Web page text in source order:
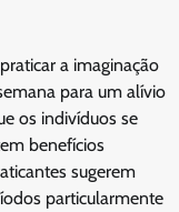
a imaginação
para um alívio
os indivíduos se
benefícios
sugerem
particularmente